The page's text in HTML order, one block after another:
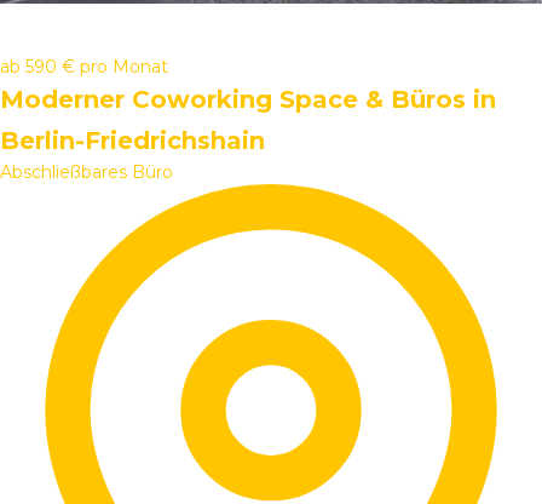
ab 590 € pro Monat
Moderner Coworking Space & Büros in
Berlin-Friedrichshain
Abschließbares Büro